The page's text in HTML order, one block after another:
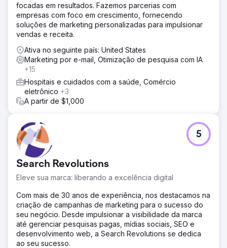
focadas em resultados. Fazemos parcerias com
empresas com foco em crescimento, fornecendo
soluções de marketing personalizadas para impulsionar
vendas e receita.
Ativa no seguinte país: United States
Marketing por e-mail, Otimização de pesquisa com IA
+15
Hospitais e cuidados com a saúde, Comércio
eletrônico +3
A partir de $1,000
Search Revolutions
Eleve sua marca: liberando a excelência digital
5
Com mais de 30 anos de experiência, nos destacamos na
criação de campanhas de marketing para o sucesso do
seu negócio. Desde impulsionar a visibilidade da marca
até gerenciar pesquisas pagas, mídias sociais, SEO e
desenvolvimento web, a Search Revolutions se dedica
ao seu sucesso.